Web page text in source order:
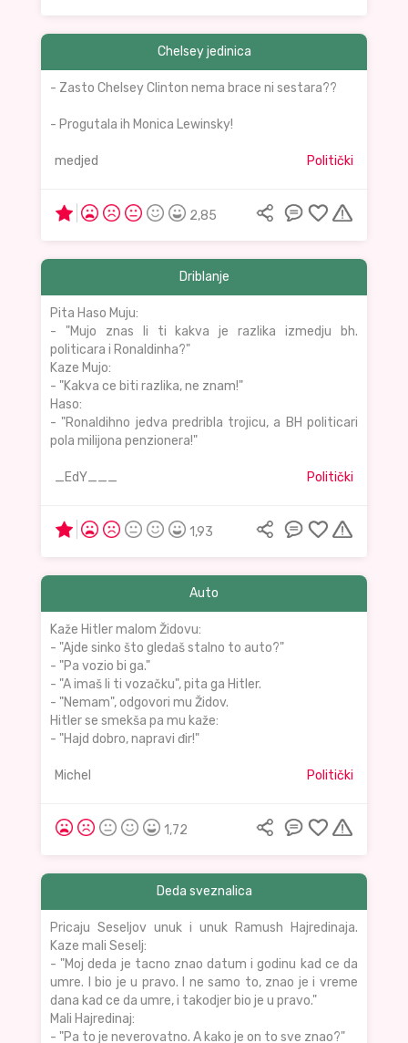
Chelsey jedinica
- Zasto Chelsey Clinton nema brace ni sestara??
- Progutala ih Monica Lewinsky!
medjed Politički
2,85
Driblanje
Pita Haso Muju:
- "Mujo znas li ti kakva je razlika izmedju bh.
politicara i Ronaldinha?"
Kaze Mujo:
- "Kakva ce biti razlika, ne znam!"
Haso:
- "Ronaldihno jedva predribla trojicu, a BH politicari
pola milijona penzionera!"
_EdY___ Politički
1,93
Auto
Kaže Hitler malom Židovu:
- "Ajde sinko što gledaš stalno to auto?"
- "Pa vozio bi ga."
- "A imaš li ti vozačku", pita ga Hitler.
- "Nemam", odgovori mu Židov.
Hitler se smekša pa mu kaže:
- "Hajd dobro, napravi đir!"
Michel Politički
1,72
Deda sveznalica
Pricaju Seseljov unuk i unuk Ramush Hajredinaja.
Kaze mali Seselj:
- "Moj deda je tacno znao datum i godinu kad ce da
umre. I bio je u pravo. I ne samo to, znao je i vreme
dana kad ce da umre, i takodjer bio je u pravo."
Mali Hajredinaj:
- "Pa to je neverovatno. A kako je on to sve znao?"